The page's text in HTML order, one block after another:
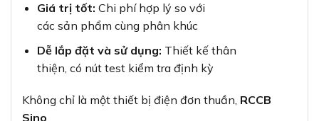
Giá trị tốt: Chi phí hợp lý so với
các sản phẩm cùng phân khúc
Dễ lắp đặt và sử dụng: Thiết kế thân
thiện, có nút test kiểm tra định kỳ
Không chỉ là một thiết bị điện đơn thuần, RCCB
Sino